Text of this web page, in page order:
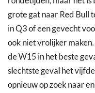
grote gat naar Red Bull
in Q3 of een gevecht
ook niet vrolijker
de W15 in het beste
slechtste geval het
opnieuw op zoek naar